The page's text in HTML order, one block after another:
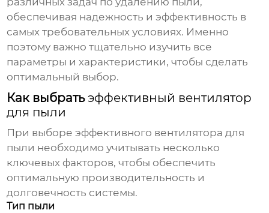
обеспечивая надежность и эффективность в
самых требовательных условиях. Именно
поэтому важно тщательно изучить все
параметры и характеристики, чтобы сделать
оптимальный выбор.
Как выбратьэффективный вентилятор
для пыли
При выбореэффективного вентилятора для
пыли необходимо учитывать несколько
ключевых факторов, чтобы обеспечить
оптимальную производительность и
долговечность системы.
Тип пыли